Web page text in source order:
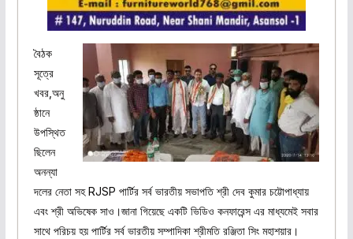
বৈঠক
সূত্রে
খবর,অনু
ষ্ঠানে
উপস্থিত
ছিলেন
অনন্যা
দলের নেতা সহ RJSP পার্টির সর্ব ভারতীয় সভাপতি শ্রী দেব কুমার চট্টোপাধ্যায়
এবং শ্রী অভিষেক সাও।জানা গিয়েছে একটি ভিডিও কনফারেন্স এর মাধ্যমেই সবার
সাথে পরিচয় হয় পার্টির সর্ব ভারতীয় সম্পাদিকা শ্রীমতি রঞ্জিতা সিং মহাশয়ার।